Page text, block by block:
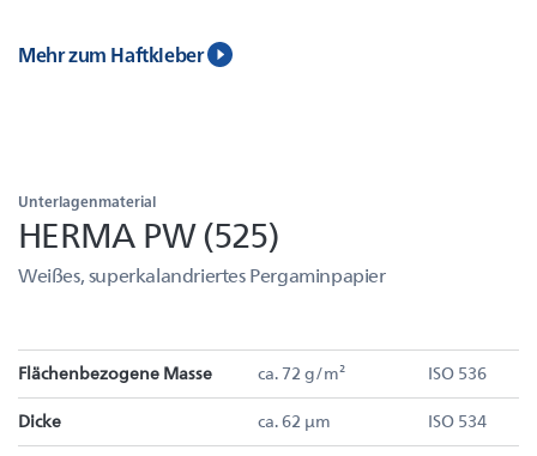
Mehr zum Haftkleber
Unterlagenmaterial
HERMA PW (525)
Weißes, superkalandriertes Pergaminpapier
Flächenbezogene Masse ca. 72 g/m² ISO 536
Dicke ca. 62 µm ISO 534